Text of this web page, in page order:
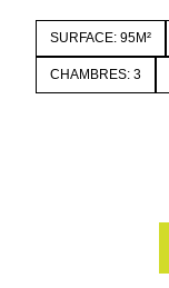
SURFACE: 95M²
CHAMBRES: 3